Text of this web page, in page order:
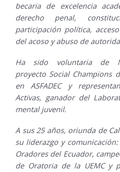
becaria de excelencia
derecho penal,
participación política,
del acoso y abuso de
Ha sido voluntaria de
proyecto Social Champions
en ASFADEC y
Activas, ganador del
mental juvenil.
A sus 25 años, oriunda de
su liderazgo y
Oradores del Ecuador,
de Oratoria de la UEMC y